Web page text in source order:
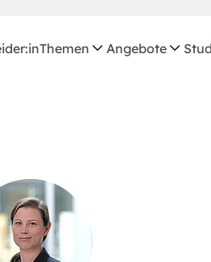
Themen Angebote